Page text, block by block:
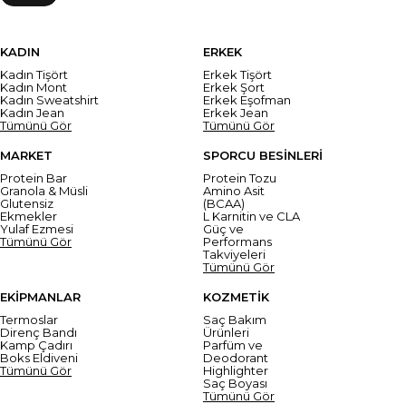
KADIN
Kadın Tişört
Kadın Mont
Kadın Sweatshirt
Kadın Jean
Tümünü Gör
ERKEK
Erkek Tişört
Erkek Şort
Erkek Eşofman
Erkek Jean
Tümünü Gör
MARKET
Protein Bar
Granola & Müsli
Glutensiz
Ekmekler
Yulaf Ezmesi
Tümünü Gör
SPORCU BESİNLERİ
Protein Tozu
Amino Asit
(BCAA)
L Karnitin ve CLA
Güç ve
Performans
Takviyeleri
Tümünü Gör
EKİPMANLAR
Termoslar
Direnç Bandı
Kamp Çadırı
Boks Eldiveni
Tümünü Gör
KOZMETİK
Saç Bakım
Ürünleri
Parfüm ve
Deodorant
Highlighter
Saç Boyası
Tümünü Gör